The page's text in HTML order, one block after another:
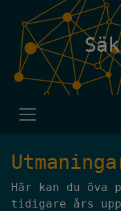
Här kan du öva
tidigare års